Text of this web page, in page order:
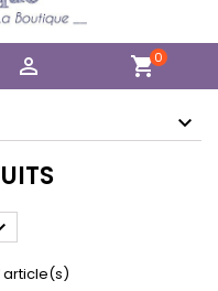
 shopping_cart0
article(s)